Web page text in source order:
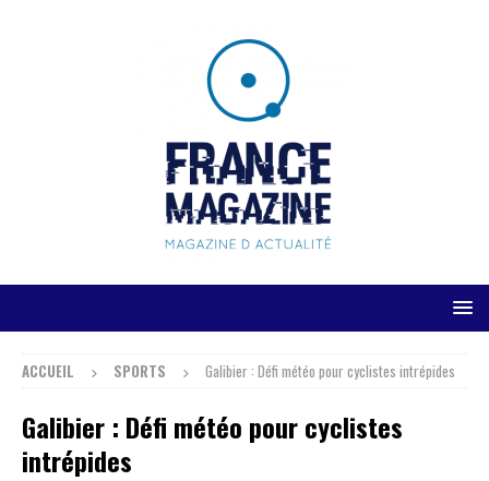
ACCUEIL SPORTS Galibier : Défi météo pour cyclistes intrépides
Galibier : Défi météo pour cyclistes
intrépides